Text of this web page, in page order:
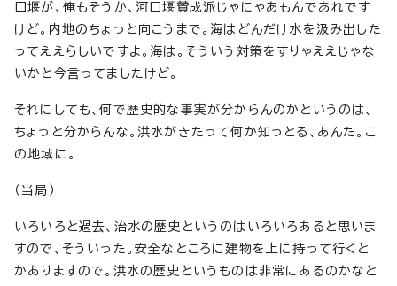
口堰が、俺もそうか、河口堰賛成派じゃにゃあもんであれです
けど。内地のちょっと向こうまで。海はどんだけ水を汲み出した
ってええらしいですよ。海は。そういう対策をすりゃええじゃな
いかと今言ってましたけど。
それにしても、何で歴史的な事実が分からんのかというのは、
ちょっと分からんな。洪水がきたって何か知っとる、あんた。こ
の地域に。
（当局）
いろいろと過去、治水の歴史というのはいろいろあると思いま
すので、そういった。安全なところに建物を上に持って行くと
かありますので。洪水の歴史というものは非常にあるのかなと